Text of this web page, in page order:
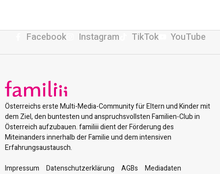
Facebook Instagram TikTok YouTube
Österreichs erste Multi-Media-Community für Eltern und Kinder mit
dem Ziel, den buntesten und anspruchsvollsten Familien-Club in
Österreich aufzubauen. familiii dient der Förderung des
Miteinanders innerhalb der Familie und dem intensiven
Erfahrungsaustausch.
Impressum
Datenschutzerklärung AGBs Mediadaten